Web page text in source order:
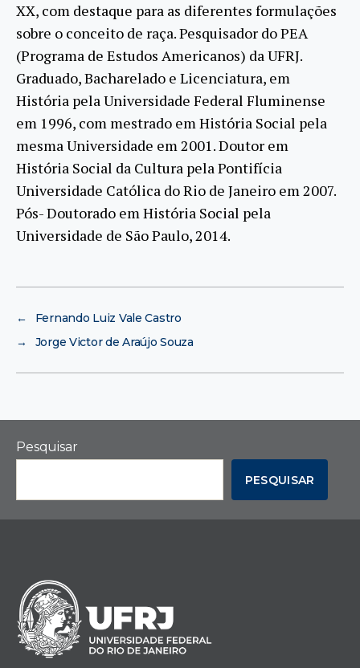
XX, com destaque para as diferentes formulações
sobre o conceito de raça. Pesquisador do PEA
(Programa de Estudos Americanos) da UFRJ.
Graduado, Bacharelado e Licenciatura, em
História pela Universidade Federal Fluminense
em 1996, com mestrado em História Social pela
mesma Universidade em 2001. Doutor em
História Social da Cultura pela Pontifícia
Universidade Católica do Rio de Janeiro em 2007.
Pós- Doutorado em História Social pela
Universidade de São Paulo, 2014.
←
Fernando Luiz Vale Castro
→
Jorge Victor de Araújo Souza
Pesquisar
PESQUISAR